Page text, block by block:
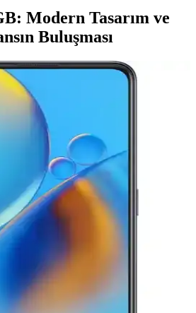
Modern Tasarım ve
Buluşması